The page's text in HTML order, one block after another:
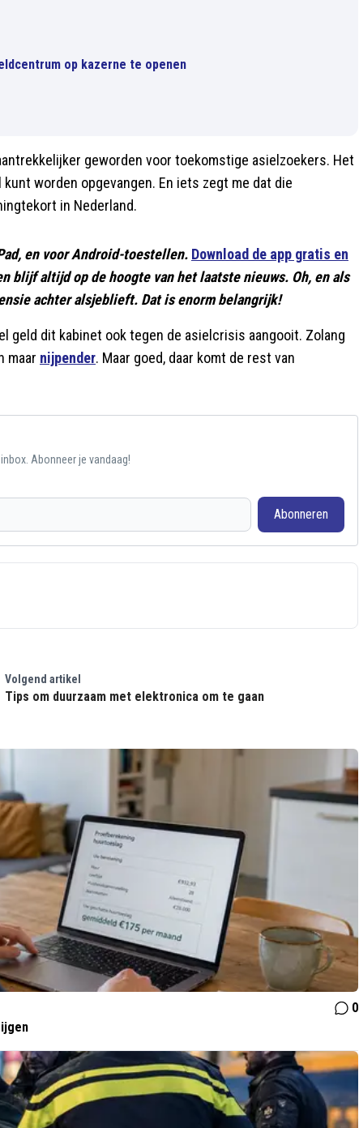
op kazerne te openen
geworden voor toekomstige asielzoekers. Het
worden opgevangen. En iets zegt me dat die
in Nederland.
en voor Android-toestellen. Download de app gratis en
blijf altijd op de hoogte van het laatste nieuws. Oh, en als
achter alsjeblieft. Dat is enorm belangrijk!
dit kabinet ook tegen de asielcrisis aangooit. Zolang
maar nijpender. Maar goed, daar komt de rest van
inbox. Abonneer je vandaag!
Abonneren
Volgend artikel
Tips om duurzaam met elektronica om te gaan
0